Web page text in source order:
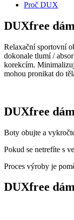
Proč DUX
DUXfree
Relaxační sportovní
dokonale tlumí /
korekcím.
mohou pronikat do
DUXfree
Boty obujte a
Pokud se netrefíte s
Proces výroby je
DUXfree